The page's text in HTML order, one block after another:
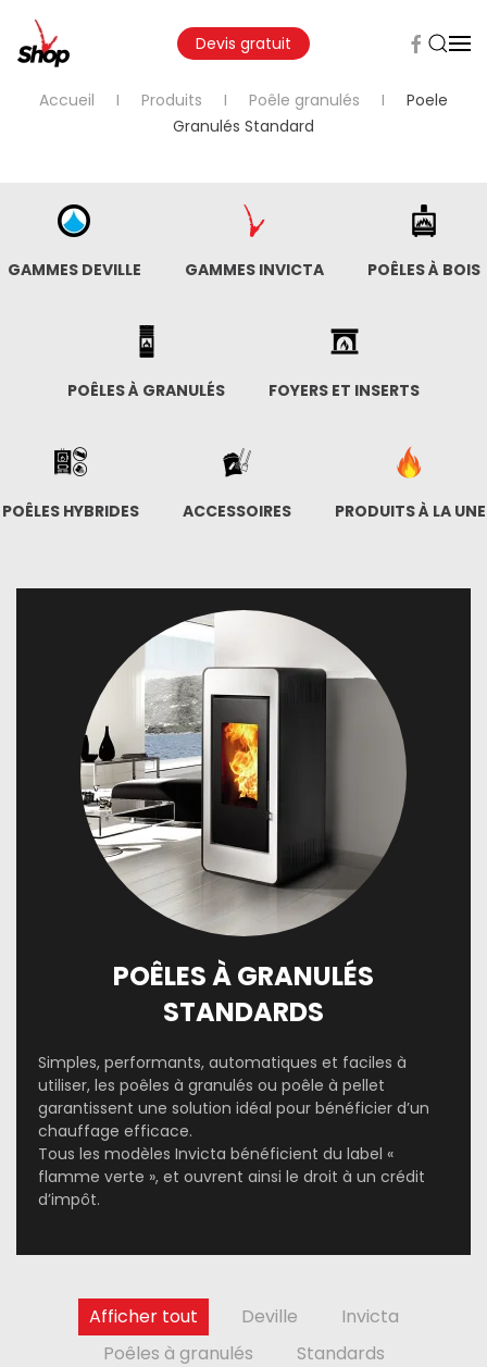
Devis gratuit
Accueil Produits Poêle granulés
Poele
Granulés Standard
GAMMES DEVILLE GAMMES INVICTA POÊLES À BOIS
POÊLES À GRANULÉS FOYERS ET INSERTS
POÊLES HYBRIDES ACCESSOIRES PRODUITS À LA UNE
POÊLES À GRANULÉS
STANDARDS
Simples, performants, automatiques et faciles à
utiliser, les poêles à granulés ou poêle à pellet
garantissent une solution idéal pour bénéficier d’un
chauffage efficace.
Tous les modèles Invicta bénéficient du label «
flamme verte », et ouvrent ainsi le droit à un crédit
d’impôt.
Afficher tout Deville
Invicta
Poêles à granulés
Standards